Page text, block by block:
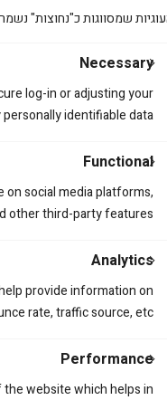
שמסווגות כ"נחוצות"
Necessary
log-in or adjusting your
identifiable data.
Functional
social media platforms,
other third-party features.
Analytics
provide information on
rate, traffic source, etc.
Performance
website which helps in
YZ/WR450F
המקורי
150.00המחיר
הנוכחי
הוא: